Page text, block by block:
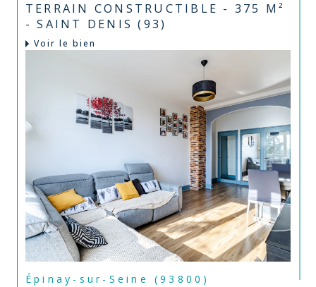
TERRAIN CONSTRUCTIBLE - 375 M²
- SAINT DENIS (93)
Voir le bien
Épinay-sur-Seine (93800)